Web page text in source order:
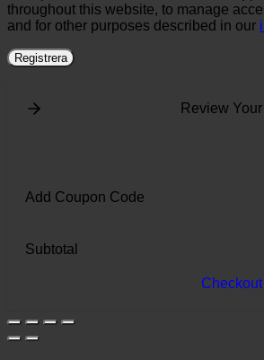
throughout this website, to manage
and for other purposes described in our
Registrera
Review
Add Coupon Code
Subtotal
Checkout